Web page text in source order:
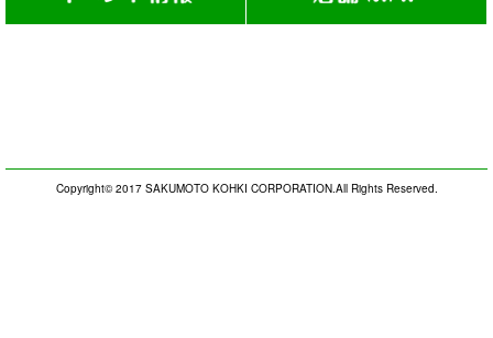
Copyright© 2017 SAKUMOTO KOHKI CORPORATION.All Rights Reserved.